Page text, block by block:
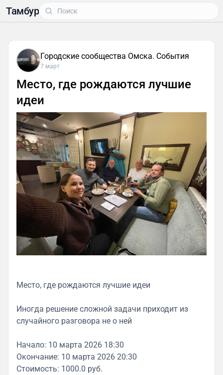
Тамбур
Городские сообщества Омска. События
7 март
Место, где рождаются лучшие
идеи
Место, где рождаются лучшие идеи
Иногда решение сложной задачи приходит из
случайного разговора не о ней
Начало: 10 марта 2026 18:30
Окончание: 10 марта 2026 20:30
Стоимость: 1000.0 руб.